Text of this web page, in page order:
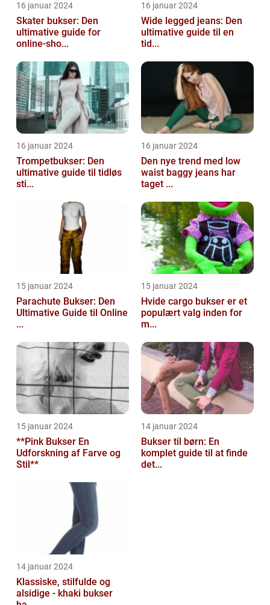
16 januar 2024
Skater bukser: Den
ultimative guide for
online-sho...
16 januar 2024
Wide legged jeans: Den
ultimative guide til en
tid...
16 januar 2024
Trompetbukser: Den
ultimative guide til tidløs
sti...
16 januar 2024
Den nye trend med low
waist baggy jeans har
taget ...
15 januar 2024
Parachute Bukser: Den
Ultimative Guide til Online
...
15 januar 2024
Hvide cargo bukser er et
populært valg inden for
m...
15 januar 2024
**Pink Bukser En
Udforskning af Farve og
Stil**
14 januar 2024
Bukser til børn: En
komplet guide til at finde
det...
14 januar 2024
Klassiske, stilfulde og
alsidige - khaki bukser